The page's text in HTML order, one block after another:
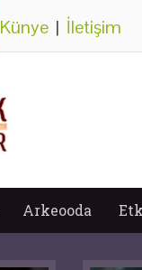
Künye | İletişim
Arkeooda